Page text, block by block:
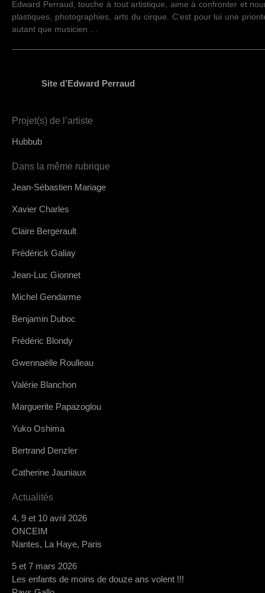
Edward Perraud, touche à tout artistique, aime à confronter et
plastiques, photographies, arts du cirque. C’est pour lui une
autant que musicien …
Site d’Edward Perraud
Projet(s) de l’artiste
Hubbub
Dans la même rubrique
Jean-Sébastien Mariage
Xavier Charles
Claire Bergerault
Frédérick Galiay
Jean-Luc Gionnet
Michel Gendarme
Benjamin Duboc
Frédéric Blondy
Gwennaëlle Roulleau
Valérie Blanchon
Marguerite Papazoglou
Yuko Oshima
Bertrand Denzler
Catherine Jauniaux
Actualités
4, 9 et 10 avril 2026
ONCEIM
Nantes, La Haye, Paris
5 et 7 mars 2026
Les enfants de moins de douze ans volent !!!